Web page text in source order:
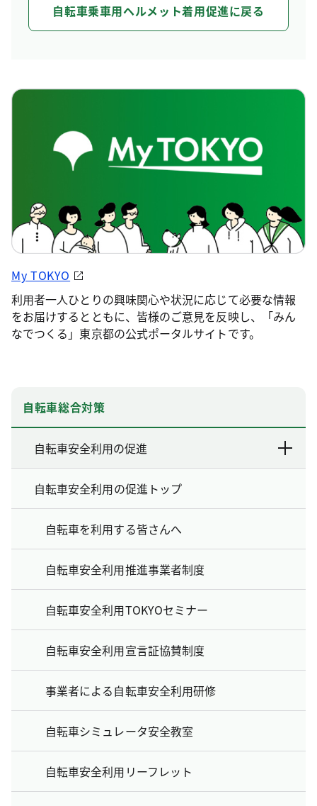
自転車乗車用ヘルメット着用促進に戻る
My TOKYO
利用者一人ひとりの興味関心や状況に応じて必要な情報
をお届けするとともに、皆様のご意見を反映し、「みん
なでつくる」東京都の公式ポータルサイトです。
自転車総合対策
自転車安全利用の促進
自転車安全利用の促進トップ
自転車を利用する皆さんへ
自転車安全利用推進事業者制度
自転車安全利用TOKYOセミナー
自転車安全利用宣言証協賛制度
事業者による自転車安全利用研修
自転車シミュレータ安全教室
自転車安全利用リーフレット